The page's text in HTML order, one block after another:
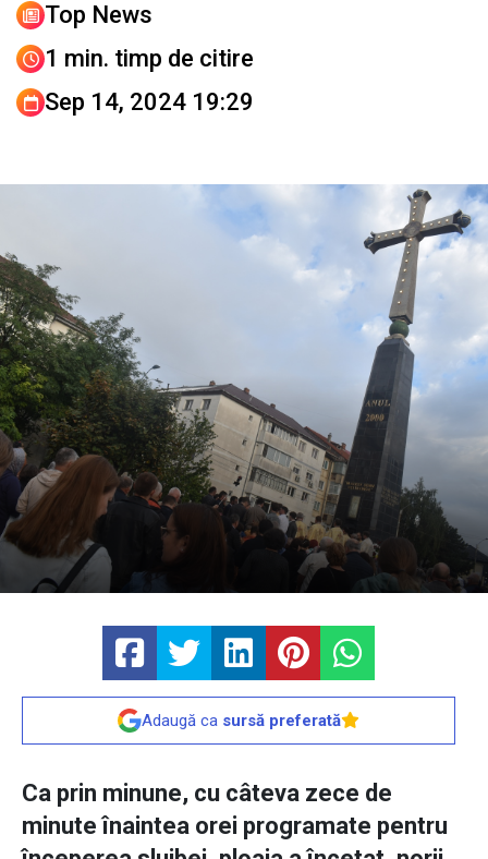
Top News
1 min. timp de citire
Sep 14, 2024 19:29
Adaugă ca sursă preferată
Ca prin minune, cu câteva zece de
minute înaintea orei programate pentru